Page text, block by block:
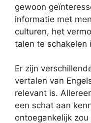
gewoon
informatie met
culturen, het
talen te schakelen
Er zijn
vertalen van
relevant is.
een schat aan
ontoegankelijk